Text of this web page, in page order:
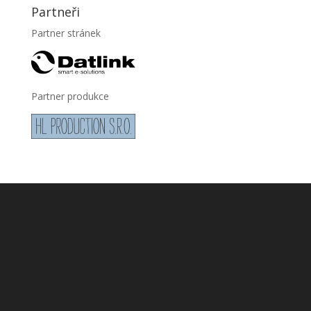
Partneři
Partner stránek
Partner produkce